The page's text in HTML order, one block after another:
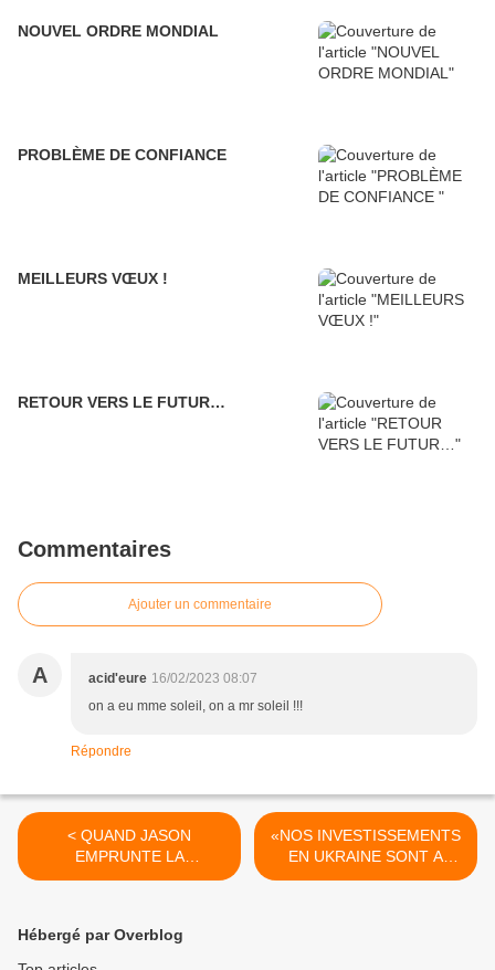
NOUVEL ORDRE MONDIAL
PROBLÈME DE CONFIANCE
MEILLEURS VŒUX !
RETOUR VERS LE FUTUR…
Commentaires
Ajouter un commentaire
A acid'eure 16/02/2023 08:07
on a eu mme soleil, on a mr soleil !!!
Répondre
< QUAND JASON
EMPRUNTE LA
TRENTIÈME ROUTE DU
«NOS INVESTISSEMENTS
EN UKRAINE SONT A
FONDS PERDUS» (Alain
Hébergé par Overblog